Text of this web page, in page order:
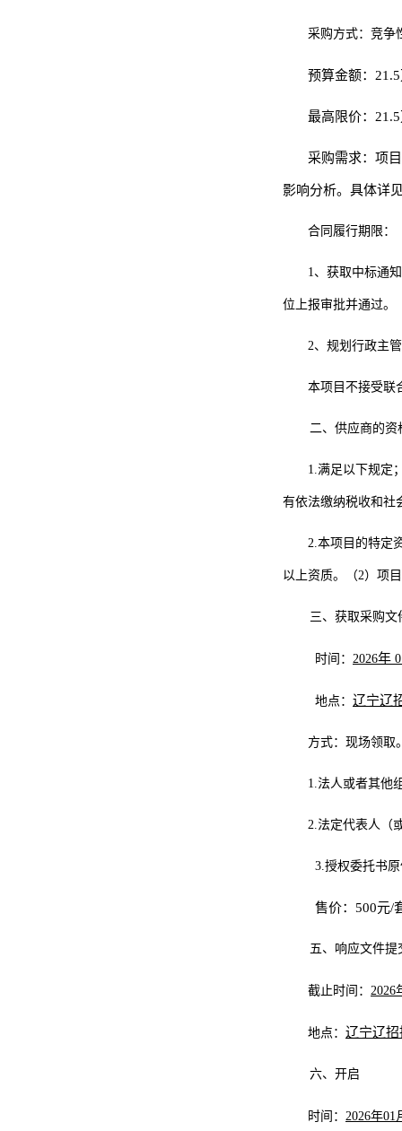
采购方式：竞争
预算金额：
最高限价：
采购需求：项
影响分析。具体详
合同履行期限：
1、获取中标通
位上报审批并通过。
2、规划行政主
本项目 不接受联
二、供应商的资
1.满足以下规定
有依法缴纳税收和社
2.本项目的特定
以上资质。（2）项
三、获取采购文
时间： 2026年
地点： 辽宁辽
方式：现场领取
1.法人或者其他
2.法定代表人（
3.授权委托书
售价： 500元/
五、响应文件提
截止时间： 2026
地点： 辽宁辽
六、开启
时间： 2026年01